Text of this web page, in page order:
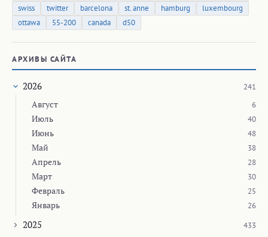
swiss
twitter barcelona st. anne hamburg
luxembourg
ottawa
55-200 canada d50
АРХИВЫ САЙТА
2026 241
Август 6
Июль 40
Июнь 48
Май 38
Апрель 28
Март 30
Февраль 25
Январь 26
2025 433